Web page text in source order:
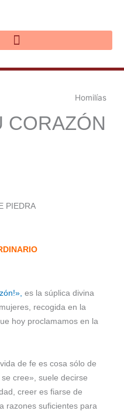
Homilías
CORAZÓN
es la súplica divina
recogida en la
hoy proclamamos en la
de fe es cosa sólo de
cree», suele decirse
creer es fiarse de
razones suficientes para